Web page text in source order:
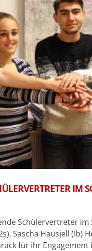
IM
Schülervertreter im
Sascha Hausjell (Ib)
für ihr Engagement